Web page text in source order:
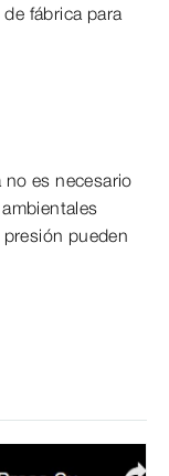
fábrica para
es necesario
pueden